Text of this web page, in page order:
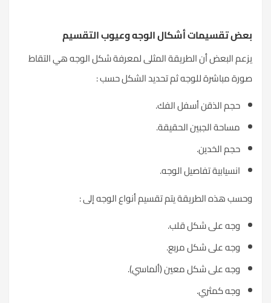
بعض تقسيمات أشكال الوجه وعيوب التقسيم
يزعم البعض أن الطريقة المثلى لمعرفة شكل الوجه هي التقاط
صورة مباشرة للوجه ثم تحديد الشكل حسب :
حجم الذقن أسفل الفك.
مساحة الجبين الحقيقة.
حجم الخدين.
انسيابية تفاصيل الوجه.
وحسب هذه الطريقة يتم تقسيم أنواع الوجه إلى :
وجه على شكل قلب.
وجه على شكل مربع.
وجه على شكل معين (ألماسي).
وجه كمثري.